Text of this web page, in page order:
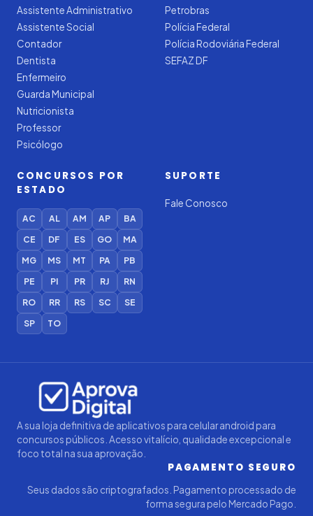
Assistente Administrativo
Assistente Social
Contador
Dentista
Enfermeiro
Guarda Municipal
Nutricionista
Professor
Psicólogo
Petrobras
Polícia Federal
Polícia Rodoviária Federal
SEFAZ DF
CONCURSOS POR
ESTADO
AC AL AM AP
BA
CE
DF ES GO
MA
MG
MS MT PA
PB
PE
PI PR RJ
RN
RO
RR RS SC
SE
SP
TO
SUPORTE
Fale Conosco
A sua loja definitiva de aplicativos para celular android para
concursos públicos. Acesso vitalício, qualidade excepcional e
foco total na sua aprovação.
PAGAMENTO SEGURO
Seus dados são criptografados. Pagamento processado de
forma segura pelo Mercado Pago.